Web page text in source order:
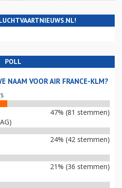
POLL
NAAM VOOR AIR FRANCE-KLM?
47% (81 stemmen)
24% (42 stemmen)
21% (36 stemmen)